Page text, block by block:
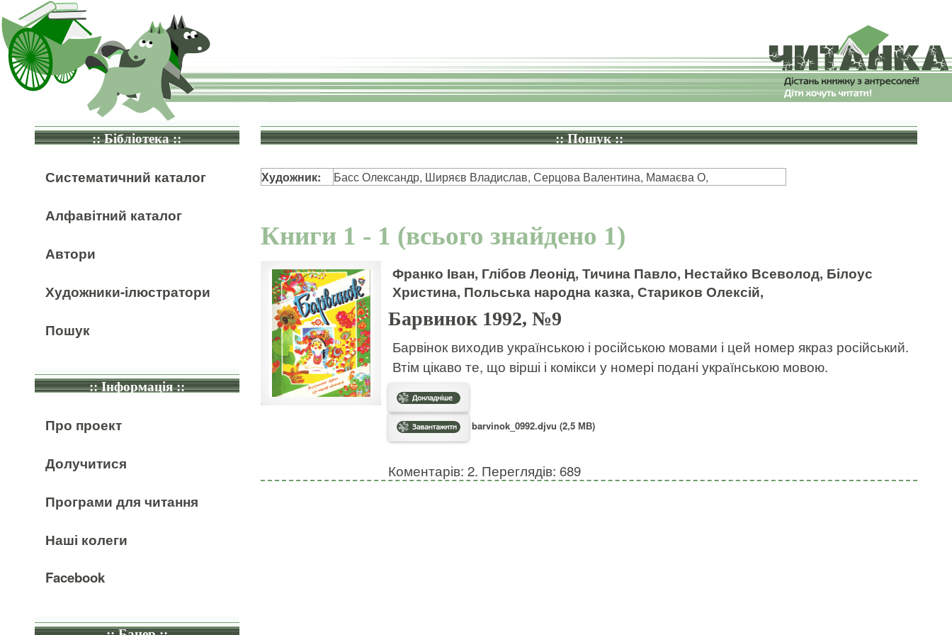
:: Бібліотека ::
Систематичний каталог
Алфавітний каталог
Автори
Художники-ілюстратори
Пошук
:: Інформація ::
Про проект
Долучитися
Програми для читання
Наші колеги
Facebook
:: Пошук ::
Художник: Басс Олександр, Ширяєв Владислав, Серцова Валентина, Мамаєва О,
Книги 1 - 1 (всього знайдено 1)
Франко Іван, Глібов Леонід, Тичина Павло, Нестайко Всеволод, Білоус
Христина, Польська народна казка, Стариков Олексій,
Барвинок 1992, №9
Барвінок виходив українською і російською мовами і цей номер якраз російський.
Втім цікаво те, що вірші і комікси у номері подані українською мовою.
barvinok_0992.djvu (2,5 МВ)
Коментарів: 2. Переглядів: 689